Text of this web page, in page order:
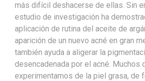
más difícil deshacerse de ellas. Sin
estudio de investigación ha
aplicación de rutina del aceite de
aparición de un nuevo acné en gran
también ayuda a aligerar la
desencadenada por el acné. Muchos
experimentamos de la piel grasa, de